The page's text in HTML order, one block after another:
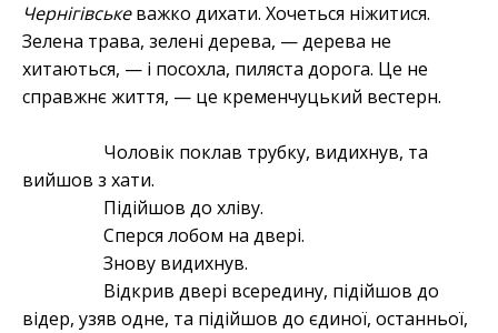
Чернігівськеважко дихати. Хочеться ніжитися.
Зелена трава, зелені дерева, — дерева не
хитаються, — і посохла, пиляста дорога. Це не
справжнє життя, — це кременчуцький вестерн.
Чоловік поклав трубку, видихнув, та
вийшов з хати.
Підійшов до хліву.
Сперся лобом на двері.
Знову видихнув.
Відкрив двері всередину, підійшов до
відер, узяв одне, та підійшов до єдиної, останньої,